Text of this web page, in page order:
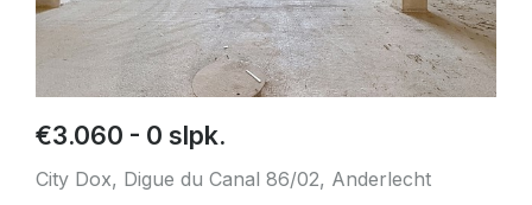
€3.060 - 0 slpk.
City Dox, Digue du Canal 86/02, Anderlecht